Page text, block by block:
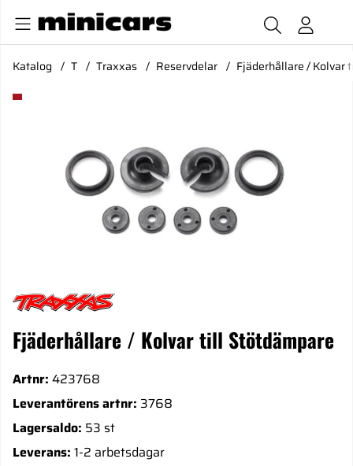
Katalog T Traxxas Reservdelar Fjäderhållare / Kolvar
Produktbilder Fjäderhållare / Kolvar till Stötdämpare
Fjäderhållare / Kolvar till Stötdämpare
Artnr: 423768
Leverantörens artnr: 3768
Lagersaldo: 53 st
Leverans: 1-2 arbetsdagar